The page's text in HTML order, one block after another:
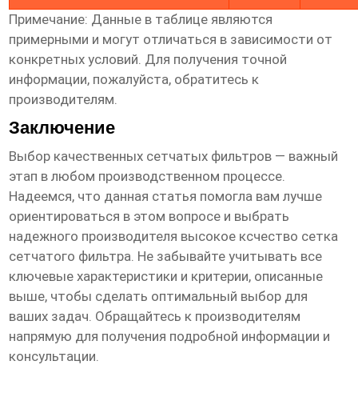
Примечание: Данные в таблице являются
примерными и могут отличаться в зависимости от
конкретных условий. Для получения точной
информации, пожалуйста, обратитесь к
производителям.
Заключение
Выбор качественных сетчатых фильтров — важный
этап в любом производственном процессе.
Надеемся, что данная статья помогла вам лучше
ориентироваться в этом вопросе и выбрать
надежного производителя высокое ксчество сетка
сетчатого фильтра. Не забывайте учитывать все
ключевые характеристики и критерии, описанные
выше, чтобы сделать оптимальный выбор для
ваших задач. Обращайтесь к производителям
напрямую для получения подробной информации и
консультации.